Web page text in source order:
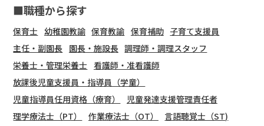
■職種から探す
保育士 幼稚園教諭 保育教諭 保育補助 子育て支援員
主任・副園長 園長・施設長 調理師・調理スタッフ
栄養士・管理栄養士 看護師・准看護師
放課後児童支援員・指導員（学童）
児童指導員任用資格（療育）
児童発達支援管理責任者
理学療法士（PT）
作業療法士（OT）
言語聴覚士（ST)